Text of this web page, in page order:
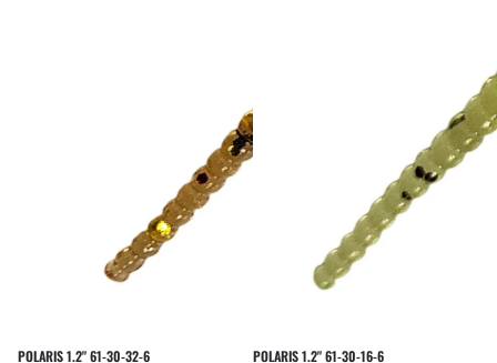
POLARIS 1.2" 61-30-32-6 POLARIS 1.2" 61-30-16-6